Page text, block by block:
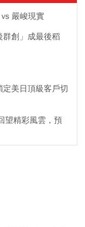
嚴峻現實
創」成最後稻
美日頂級客戶切
望精彩風雲，預